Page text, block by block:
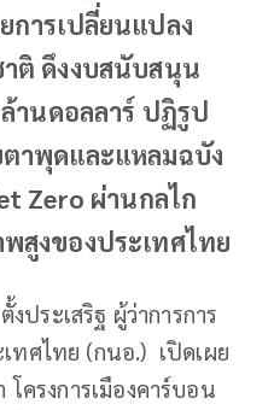
การเปลี่ยนแปลง
ติ ดึงงบสนับสนุน
านดอลลาร์ ปฏิรูป
าพุดและแหลมฉบัง
Zero ผ่านกลไก
สูงของประเทศไทย
ประเสริฐ ผู้ว่าการการ
ทศไทย (กนอ.) เปิดเผย
ครงการเมืองคาร์บอน